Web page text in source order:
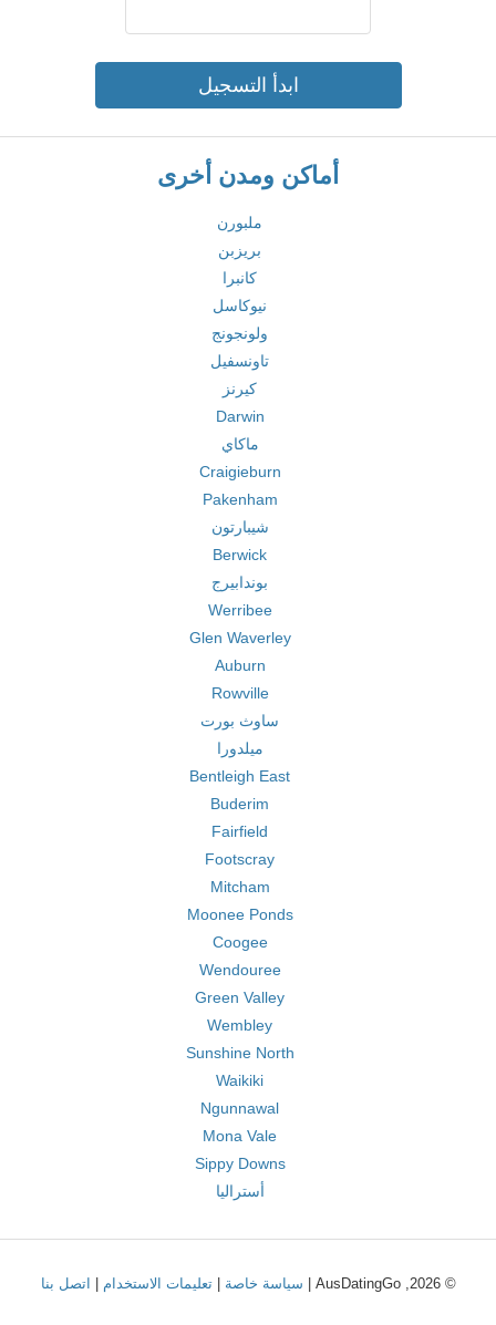
ابدأ التسجيل
أماكن ومدن أخرى
ملبورن
بريزبن
كانبرا
نيوكاسل
ولونجونج
تاونسفيل
كيرنز
Darwin
ماكاي
Craigieburn
Pakenham
شيبارتون
Berwick
بوندابيرج
Werribee
Glen Waverley
Auburn
Rowville
ساوث بورت
ميلدورا
Bentleigh East
Buderim
Fairfield
Footscray
Mitcham
Moonee Ponds
Coogee
Wendouree
Green Valley
Wembley
Sunshine North
Waikiki
Ngunnawal
Mona Vale
Sippy Downs
أستراليا
© 2026, AusDatingGo | سياسة خاصة |تعليمات الاستخدام اتصل بنا